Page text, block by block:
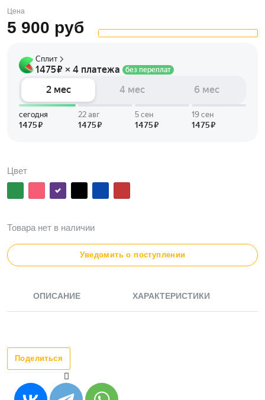
Цена
5 900 руб
Цвет
Товара нет в наличии
Уведомить о поступлении
ОПИСАНИЕ ХАРАКТЕРИСТИКИ
Поделиться